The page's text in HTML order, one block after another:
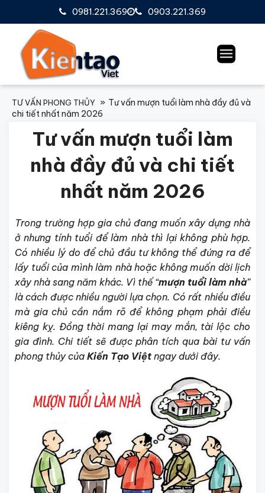
0903.221.369
0981.221.369
TƯ VẤN PHONG THỦY
Tư vấn mượn tuổi làm nhà đầy đủ và
chi tiết nhất năm 2026
Tư vấn mượn tuổi làm
nhà đầy đủ và chi tiết
nhất năm 2026
Trong trường hợp gia chủ đang muốn xây dựng nhà
ở nhưng tính tuổi để làm nhà thì lại không phù hợp.
Có nhiều lý do để chủ đầu tư không thể đứng ra để
lấy tuổi của mình làm nhà hoặc không muốn dời lịch
xây nhà sang năm khác. Vì thế “mượn tuổi làm nhà”
là cách được nhiều người lựa chọn. Có rất nhiều điều
mà gia chủ cần nắm rõ để không phạm phải điều
kiêng kỵ. Đồng thời mang lại may mắn, tài lộc cho
gia đình. Chi tiết sẽ được phân tích qua bài tư vấn
phong thủy của Kiến Tạo Việt ngay dưới đây.